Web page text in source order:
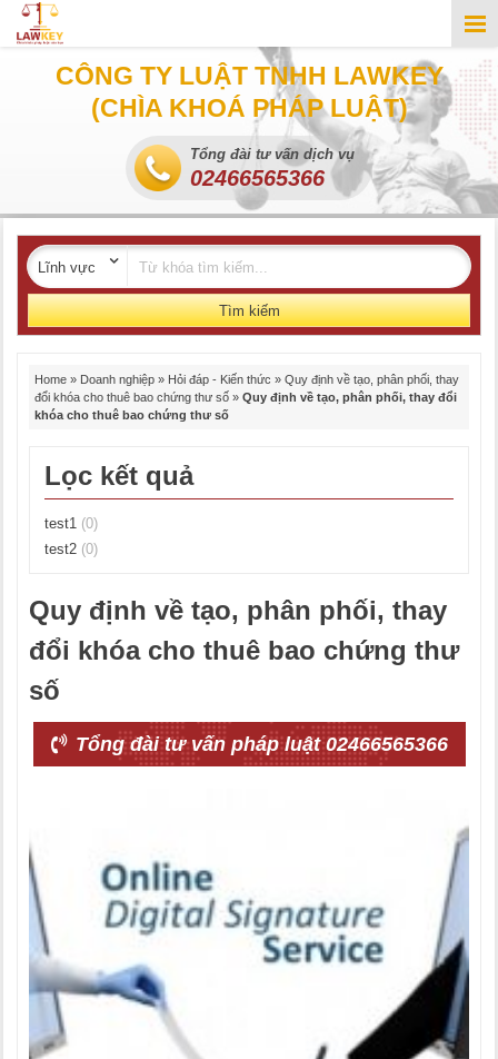
CÔNG TY LUẬT TNHH LAWKEY
(CHÌA KHOÁ PHÁP LUẬT)
Tổng đài tư vấn dịch vụ
02466565366
Tìm kiếm
Home » Doanh nghiệp » Hỏi đáp - Kiến thức » Quy định về tạo, phân phối, thay
đổi khóa cho thuê bao chứng thư số » Quy định về tạo, phân phối, thay đổi
khóa cho thuê bao chứng thư số
Lọc kết quả
test1 (0)
test2 (0)
Quy định về tạo, phân phối, thay
đổi khóa cho thuê bao chứng thư
số
Tổng đài tư vấn pháp luật 02466565366